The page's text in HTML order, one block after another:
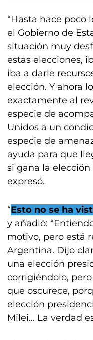
“Hasta hace poco
el Gobierno de
situación muy
estas elecciones,
iba a darle
elección. Y ahora
exactamente al
especie de
Unidos a un
especie de
ayuda para que
si gana la elección
expresó.
“Esto no se ha
y añadió:
motivo, pero está
Argentina. Dijo
una elección
corrigiéndolo,
que oscurece,
elección
Milei… La verdad